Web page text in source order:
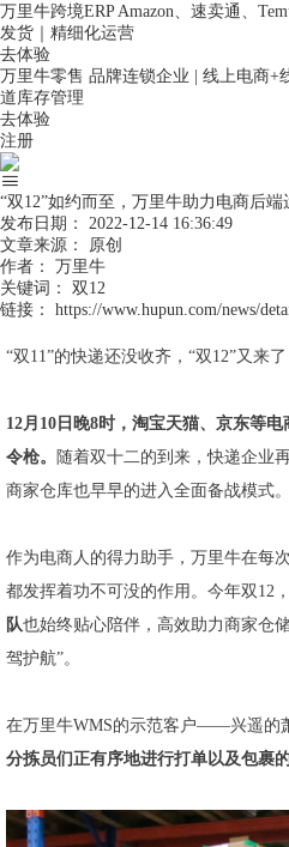
万里牛跨境ERP Amazon、速卖通、
发货｜精细化运营
去体验
万里牛零售 品牌连锁企业 | 线上电商+
道库存管理
去体验
注册
“双12”如约而至，万里牛助力电商后端
发布日期：
2022-12-14 16:36:49
文章来源：
原创
作者：
万里牛
关键词：
双12
链接：
https://www.hupun.com/news/
“双11”的快递还没收齐，“双12”又来了
12月10日晚8时，淘宝天猫、京东等
令枪。
随着双十二的到来，快递企业
商家仓库也早早的进入全面备战模式。
作为电商人的得力助手，万里牛在每
都发挥着功不可没的作用。今年双12，
队也始终贴心陪伴，高效助力商家仓
驾护航”。
在万里牛WMS的示范客户——兴遥的
分拣员们正有序地进行打单以及包裹